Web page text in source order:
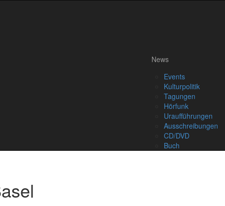
News
Events
Kulturpolitik
Tagungen
Hörfunk
Uraufführungen
Ausschreibungen
CD/DVD
Buch